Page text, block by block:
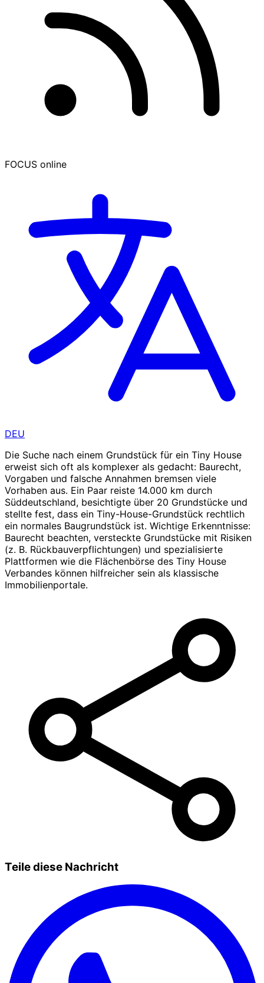
FOCUS online
DEU
Die Suche nach einem Grundstück für ein Tiny House
erweist sich oft als komplexer als gedacht: Baurecht,
Vorgaben und falsche Annahmen bremsen viele
Vorhaben aus. Ein Paar reiste 14.000 km durch
Süddeutschland, besichtigte über 20 Grundstücke und
stellte fest, dass ein Tiny-House-Grundstück rechtlich
ein normales Baugrundstück ist. Wichtige Erkenntnisse:
Baurecht beachten, versteckte Grundstücke mit Risiken
(z. B. Rückbauverpflichtungen) und spezialisierte
Plattformen wie die Flächenbörse des Tiny House
Verbandes können hilfreicher sein als klassische
Immobilienportale.
Teile diese Nachricht